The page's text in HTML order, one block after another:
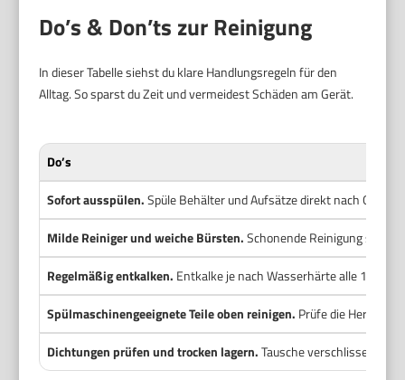
Do’s & Don’ts zur Reinigung
In dieser Tabelle siehst du klare Handlungsregeln für den
Alltag. So sparst du Zeit und vermeidest Schäden am Gerät.
Do’s
Sofort ausspülen.Spüle Behälter und Aufsätze direkt nach
Milde Reiniger und weiche Bürsten.Schonende Reinigung
Regelmäßig entkalken. Entkalke je nach Wasserhärte alle 1 bis 3
Spülmaschinengeeignete Teile oben reinigen. Prüfe die
Dichtungen prüfen und trocken lagern.Tausche verschlissene